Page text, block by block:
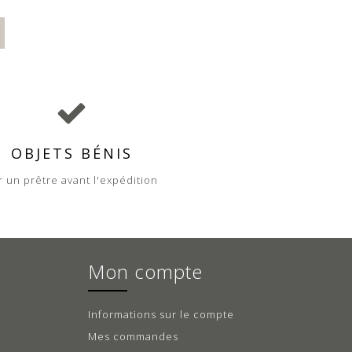
OBJETS BÉNIS
un prêtre avant l'expédition
Mon compte
Informations sur le compte
Mes commandes